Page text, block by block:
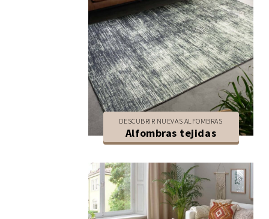
DESCUBRIR NUEVAS ALFOMBRAS
Alfombras tejidas